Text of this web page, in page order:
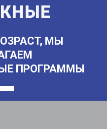
МЫ
ПРОГРАММЫ